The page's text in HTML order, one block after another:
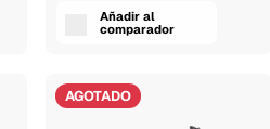
Añadir al
comparador
AGOTADO